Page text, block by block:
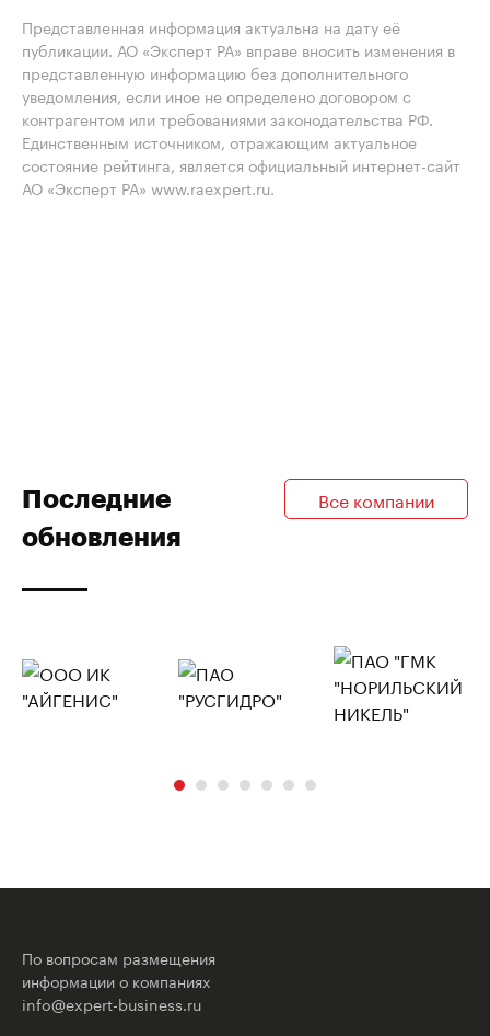
Представленная информация актуальна на дату её
публикации. АО «Эксперт РА» вправе вносить изменения в
представленную информацию без дополнительного
уведомления, если иное не определено договором с
контрагентом или требованиями законодательства РФ.
Единственным источником, отражающим актуальное
состояние рейтинга, является официальный интернет-сайт
АО «Эксперт РА» www.raexpert.ru.
Последние
обновления
Все компании
По вопросам размещения
информации о компаниях
info@expert-business.ru